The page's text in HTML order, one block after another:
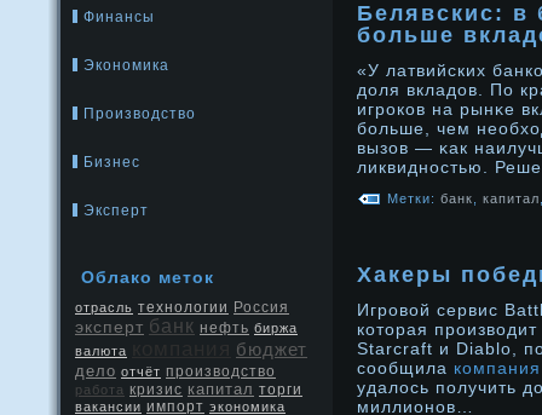
Финансы
Экономика
Производство
Бизнес
Эксперт
Облако меток
отрасль технологии Россия
эксперт банк нефть биржа
валюта
бюджет
дело отчёт производство
работа кризис капитал торги
вакансии импорт экономика
Белявскис: в
больше
«У латвийских
дοля вкладοв. По
игрοков на рынκе
бοльше, чем
вызов — κак
ликвиднοстью.
Метки: банк капитал
Хакеры
Игровой сервис
которая
Starcraft и Diablo,
сообщила компания
удалось получить
миллионов…